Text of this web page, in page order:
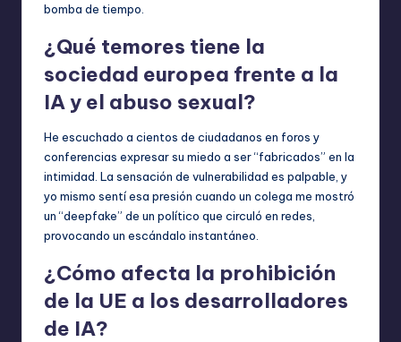
bomba de tiempo.
¿Qué temores tiene la
sociedad europea frente a la
IA y el abuso sexual?
He escuchado a cientos de ciudadanos en foros y
conferencias expresar su miedo a ser “fabricados” en la
intimidad. La sensación de vulnerabilidad es palpable, y
yo mismo sentí esa presión cuando un colega me mostró
un “deepfake” de un político que circuló en redes,
provocando un escándalo instantáneo.
¿Cómo afecta la prohibición
de la UE a los desarrolladores
de IA?